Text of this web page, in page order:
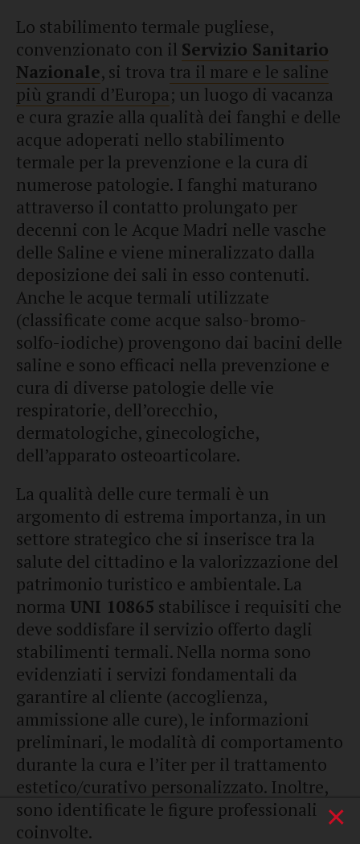
Lo stabilimento termale pugliese,
convenzionato con il Servizio Sanitario
Nazionale, si trova tra il mare e le saline
più grandi d’Europa; un luogo di vacanza
e cura grazie alla qualità dei fanghi e delle
acque adoperati nello stabilimento
termale per la prevenzione e la cura di
numerose patologie. I fanghi maturano
attraverso il contatto prolungato per
decenni con le Acque Madri nelle vasche
delle Saline e viene mineralizzato dalla
deposizione dei sali in esso contenuti.
Anche le acque termali utilizzate
(classificate come acque salso-bromo-
solfo-iodiche) provengono dai bacini delle
saline e sono efficaci nella prevenzione e
cura di diverse patologie delle vie
respiratorie, dell’orecchio,
dermatologiche, ginecologiche,
dell’apparato osteoarticolare.
La qualità delle cure termali è un
argomento di estrema importanza, in un
settore strategico che si inserisce tra la
salute del cittadino e la valorizzazione del
patrimonio turistico e ambientale. La
norma UNI 10865 stabilisce i requisiti che
deve soddisfare il servizio offerto dagli
stabilimenti termali. Nella norma sono
evidenziati i servizi fondamentali da
garantire al cliente (accoglienza,
ammissione alle cure), le informazioni
preliminari, le modalità di comportamento
durante la cura e l’iter per il trattamento
estetico/curativo personalizzato. Inoltre,
sono identificate le figure professionali
coinvolte.
×